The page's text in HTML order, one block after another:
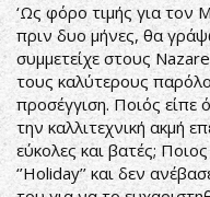
‘Ως φόρο τιμής για τον
πριν δυο μήνες, θα
συμμετείχε στους
τους καλύτερους
προσέγγιση. Ποιός είπε
την καλλιτεχνική ακμή
εύκολες και βατές;
‘’Holiday’’ και δεν